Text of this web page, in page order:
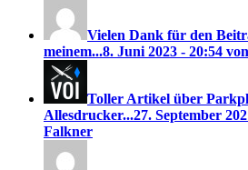
Vielen Dank für den
meinem...8. Juni 2023 - 20:54
Toller Artikel über
Allesdrucker...27. September
Falkner